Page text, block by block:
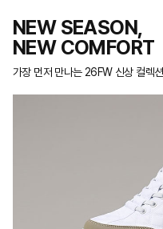
NEW SEASON,
NEW COMFORT
가장 먼저 만나는 26FW 신상 컬렉션